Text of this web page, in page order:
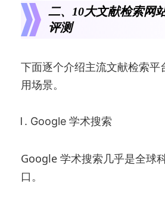
二、10大文献检索网
评测
下面逐个介绍主流文献检索平
用场景。
Google 学术搜索
Google 学术搜索几乎是全球
口。